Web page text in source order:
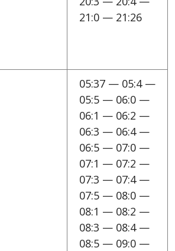
21:0 — 21:26
05:37 — 05:4 —
05:5 — 06:0 —
06:1 — 06:2 —
06:3 — 06:4 —
06:5 — 07:0 —
07:1 — 07:2 —
07:3 — 07:4 —
07:5 — 08:0 —
08:1 — 08:2 —
08:3 — 08:4 —
08:5 — 09:0 —